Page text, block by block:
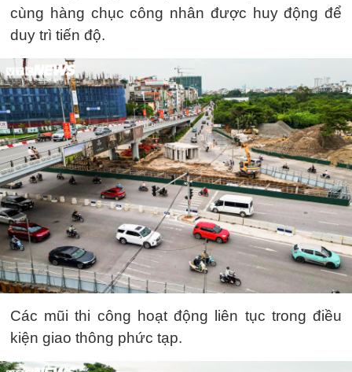
cùng hàng chục công nhân được huy động để
duy trì tiến độ.
Các mũi thi công hoạt động liên tục trong điều
kiện giao thông phức tạp.